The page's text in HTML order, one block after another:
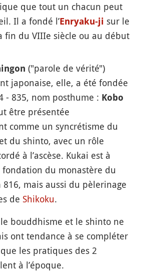
que tout un chacun peut
Il a fondé l’Enryaku-ji sur le
fin du VIIIe siècle ou au début
("parole de vérité")
japonaise, elle, a été fondée
- 835, nom posthume : Kobo
être présentée
comme un syncrétisme du
du shinto, avec un rôle
à l’ascèse. Kukai est à
fondation du monastère du
816, mais aussi du pèlerinage
de Shikoku.
bouddhisme et le shinto ne
ont tendance à se compléter
les pratiques des 2
à l’époque.